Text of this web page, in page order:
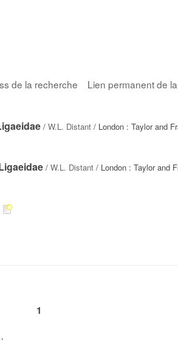
de la recherche Lien permanent de
/ W.L. Distant / London : Taylor and
/ W.L. Distant / London : Taylor and
1